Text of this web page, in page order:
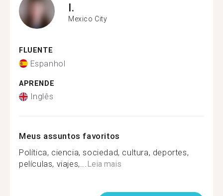
I.
Mexico City
FLUENTE
Espanhol
APRENDE
Inglês
Meus assuntos favoritos
Política, ciencia, sociedad, cultura, deportes,
películas, viajes,...Leia mais